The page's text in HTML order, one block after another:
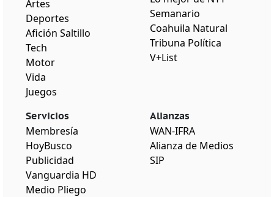
Artes
Deportes
Afición Saltillo
Tech
Motor
Vida
Juegos
Semanario
Coahuila Natural
Tribuna Política
V+List
Servicios
Membresía
HoyBusco
Publicidad
Vanguardia HD
Medio Pliego
Alianzas
WAN-IFRA
Alianza de Medios
SIP